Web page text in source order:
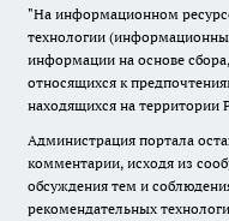
"На информационном
технологии
информации на основе
относящихся к
находящихся на территории
Администрация портала
комментарии, исходя из
обсуждения тем и
рекомендательных